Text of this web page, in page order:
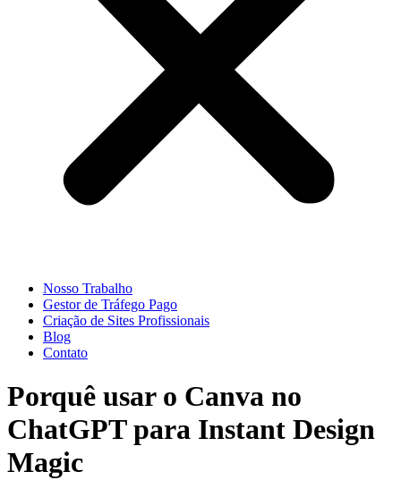
Nosso Trabalho
Gestor de Tráfego Pago
Criação de Sites Profissionais
Blog
Contato
Porquê usar o Canva no
ChatGPT para Instant Design
Magic